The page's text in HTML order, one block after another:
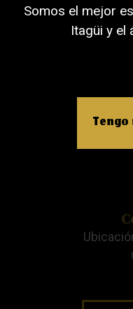
Somos el mejor
Itagüi y el
Tengo